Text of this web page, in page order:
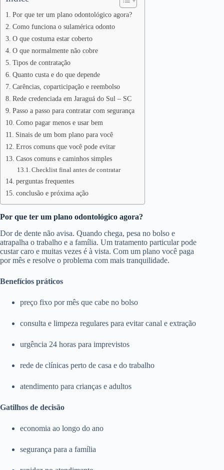
Por que ter um plano odontológico agora?
Como funciona o sulamérica odonto
O que costuma estar coberto
O que normalmente não cobre
Tipos de contratação
Quanto custa e do que depende
Carências, coparticipação e reembolso
Rede credenciada em Jaraguá do Sul – SC
Passo a passo para contratar com segurança
Como pagar menos e usar bem
Sinais de um bom plano para você
Erros comuns que você pode evitar
Casos comuns e caminhos simples
Checklist final antes de contratar
perguntas frequentes
conclusão e próxima ação
Por que ter um plano odontológico agora?
Dor de dente não avisa. Quando chega, pesa no bolso e
atrapalha o trabalho e a família. Um tratamento particular pode
custar caro e muitas vezes é à vista. Com um plano você paga
por mês e resolve o problema com mais tranquilidade.
Benefícios práticos
preço fixo por mês que cabe no bolso
consulta e limpeza regulares para evitar canal e extração
urgência 24 horas para imprevistos
rede de clínicas perto de casa e do trabalho
atendimento para crianças e adultos
Gatilhos de decisão
economia ao longo do ano
segurança para a família